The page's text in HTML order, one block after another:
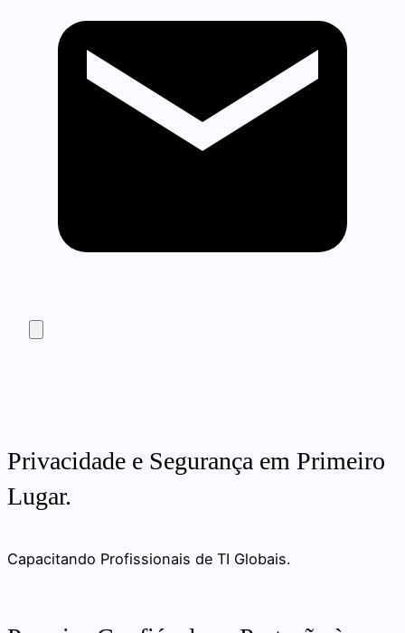
Privacidade e Segurança em Primeiro
Lugar.
Capacitando Profissionais de TI Globais.